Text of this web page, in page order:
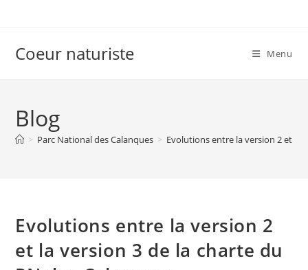
Coeur naturiste Menu
Blog
> Parc National des Calanques > Evolutions entre la version 2 et la
Evolutions entre la version 2
et la version 3 de la charte du